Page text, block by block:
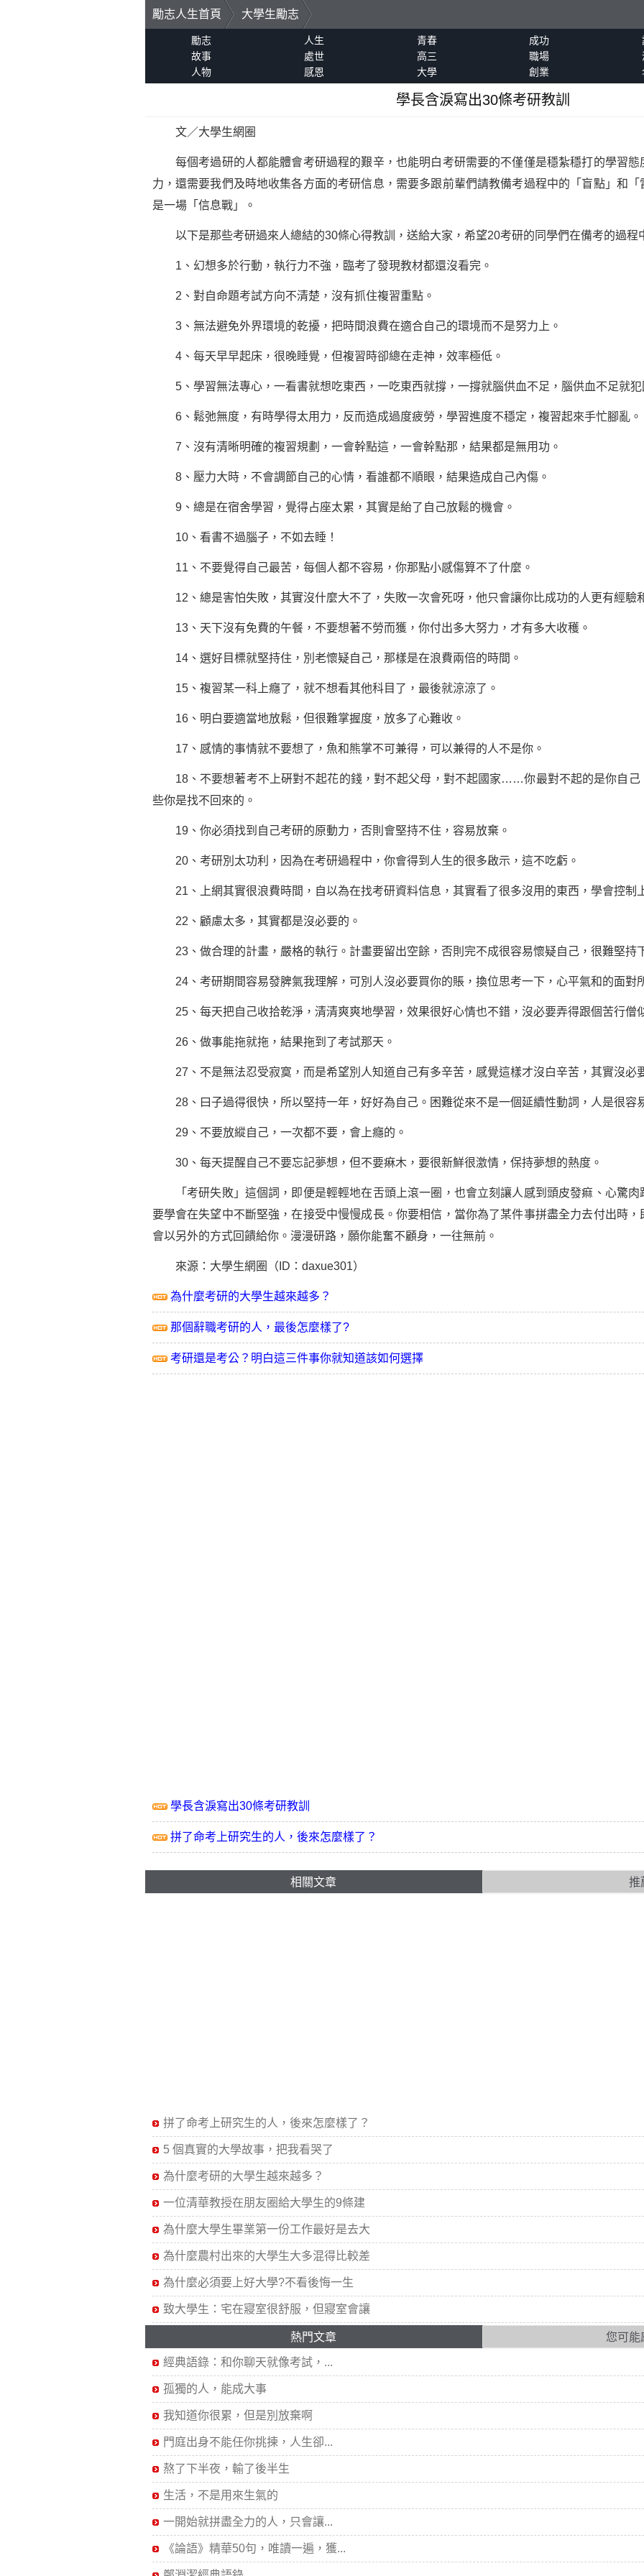
勵志人生首頁 大學生勵志
勵志 人生 青春 成功
故事
處世 高三 職場
人物
感恩 大學 創業
學長含淚寫出30條考研教訓
文／大學生網圈
每個考過研的人都能體會考研過程的艱辛，也能明白考研需要的不僅僅是穩紮穩打的學習態
力，還需要我們及時地收集各方面的考研信息，需要多跟前輩們請教備考過程中的「盲點」和
是一場「信息戰」。
以下是那些考研過來人總結的30條心得教訓，送給大家，希望20考研的同學們在備考的過程
1、幻想多於行動，執行力不強，臨考了發現教材都還沒看完。
2、對自命題考試方向不清楚，沒有抓住複習重點。
3、無法避免外界環境的乾擾，把時間浪費在適合自己的環境而不是努力上。
4、每天早早起床，很晚睡覺，但複習時卻總在走神，效率極低。
5、學習無法專心，一看書就想吃東西，一吃東西就撐，一撐就腦供血不足，腦供血不足就犯
6、鬆弛無度，有時學得太用力，反而造成過度疲勞，學習進度不穩定，複習起來手忙腳亂。
7、沒有清晰明確的複習規劃，一會幹點這，一會幹點那，結果都是無用功。
8、壓力大時，不會調節自己的心情，看誰都不順眼，結果造成自己內傷。
9、總是在宿舍學習，覺得占座太累，其實是紿了自己放鬆的機會。
10、看書不過腦子，不如去睡！
11、不要覺得自己最苦，每個人都不容易，你那點小感傷算不了什麼。
12、總是害怕失敗，其實沒什麼大不了，失敗一次會死呀，他只會讓你比成功的人更有經驗
13、天下沒有免費的午餐，不要想著不勞而獲，你付出多大努力，才有多大收穫。
14、選好目標就堅持住，別老懷疑自己，那樣是在浪費兩倍的時間。
15、複習某一科上癮了，就不想看其他科目了，最後就涼涼了。
16、明白要適當地放鬆，但很難掌握度，放多了心難收。
17、感情的事情就不要想了，魚和熊掌不可兼得，可以兼得的人不是你。
18、不要想著考不上硏對不起花的錢，對不起父母，對不起國家……你最對不起的是你自己
些你是找不回來的。
19、你必須找到自己考研的原動力，否則會堅持不住，容易放棄。
20、考研別太功利，因為在考研過程中，你會得到人生的很多啟示，這不吃虧。
21、上網其實很浪費時間，自以為在找考研資料信息，其實看了很多沒用的東西，學會控制
22、顧慮太多，其實都是沒必要的。
23、做合理的計畫，嚴格的執行。計畫要留出空餘，否則完不成很容易懷疑自己，很難堅持
24、考研期間容易發脾氣我理解，可別人沒必要買你的賬，換位思考一下，心平氣和的面對
25、每天把自己收拾乾淨，清清爽爽地學習，效果很好心情也不錯，沒必要弄得跟個苦行僧
26、做事能拖就拖，結果拖到了考試那天。
27、不是無法忍受寂寞，而是希望別人知道自己有多辛苦，感覺這樣才沒白辛苦，其實沒必
28、曰子過得很快，所以堅持一年，好好為自己。困難從來不是一個延續性動詞，人是很容
29、不要放縱自己，一次都不要，會上癮的。
30、每天提醒自己不要忘記夢想 ，但不要痳木，要很新鮮很激情，保持夢想的熱度。
「考研失敗」這個詞，即便是輕輕地在舌頭上滾一圈，也會立刻讓人感到頭皮發痲、心驚肉
要學會在失望中不斷堅強，在接受中慢慢成長。你要相信，當你為了某件事拼盡全力去付出時
會以另外的方式回饋給你。漫漫研路，願你能奮不顧身，一往無前。
來源：大學生網圈（ID：daxue301）
為什麼考研的大學生越來越多？
那個辭職考研的人，最後怎麼樣了?
考研還是考公？明白這三件事你就知道該如何選擇
學長含淚寫出30條考研教訓
拼了命考上研究生的人，後來怎麼樣了？
相關文章 推
拼了命考上研究生的人，後來怎麼樣了？
5 個真實的大學故事，把我看哭了
為什麼考研的大學生越來越多？
一位清華教授在朋友圈給大學生的9條建
為什麼大學生畢業第一份工作最好是去大
為什麼農村出來的大學生大多混得比較差
為什麼必須要上好大學?不看後悔一生
致大學生：宅在寢室很舒服，但寢室會讓
熱門文章 您可能
經典語錄：和你聊天就像考試，...
孤獨的人，能成大事
我知道你很累，但是別放棄啊
門庭出身不能任你挑揀，人生卻...
熬了下半夜，輸了後半生
生活，不是用來生氣的
一開始就拼盡全力的人，只會讓...
《論語》精華50句，唯讀一遍，獲...